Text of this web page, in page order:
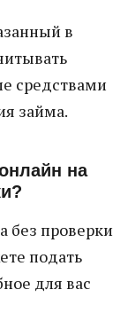
в
средствами
займа.
на
без проверки
подать
для вас